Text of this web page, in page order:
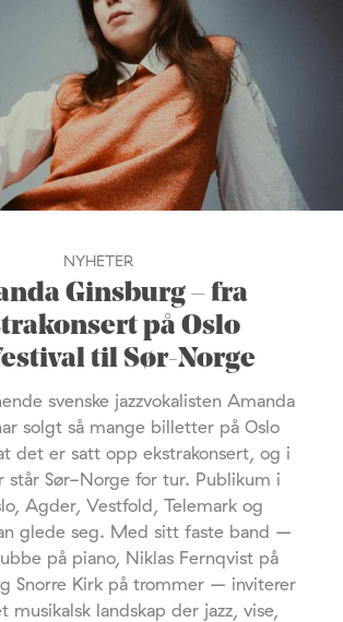
NYHETER
Ginsburg – fra
på Oslo
til Sør-Norge
svenske jazzvokalisten Amanda
solgt så mange billetter på Oslo
det er satt opp ekstrakonsert, og i
står Sør-Norge for tur. Publikum i
Agder, Vestfold, Telemark og
glede seg. Med sitt faste band –
på piano, Niklas Fernqvist på
Snorre Kirk på trommer – inviterer
musikalsk landskap der jazz, vise,